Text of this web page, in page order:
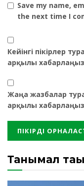
Save my name,
the next time I
Кейінгі пікірлер
арқылы
Жаңа жазбалар
арқылы
Танымал